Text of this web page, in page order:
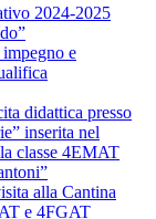
2024-2025
e
didattica presso
inserita nel
classe 4EMAT
alla Cantina
e 4FGAT